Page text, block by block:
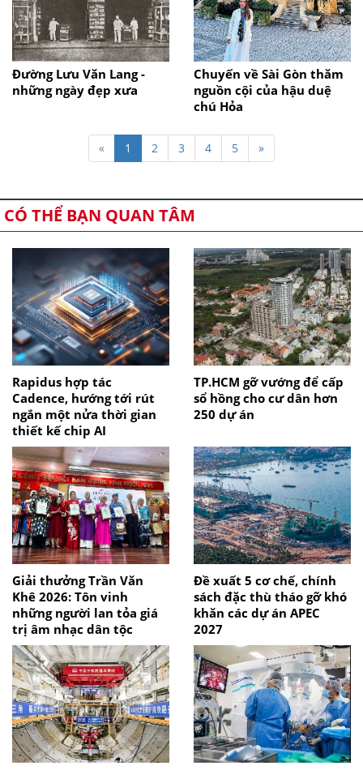
Đường Lưu Văn Lang -
những ngày đẹp xưa
Chuyến về Sài Gòn thăm
nguồn cội của hậu duệ
chú Hỏa
« 1 2 3 4 5 »
CÓ THỂ BẠN QUAN TÂM
Rapidus hợp tác
Cadence, hướng tới rút
ngắn một nửa thời gian
thiết kế chip AI
TP.HCM gỡ vướng để cấp
sổ hồng cho cư dân hơn
250 dự án
Giải thưởng Trần Văn
Khê 2026: Tôn vinh
những người lan tỏa giá
trị âm nhạc dân tộc
Đề xuất 5 cơ chế, chính
sách đặc thù tháo gỡ khó
khăn các dự án APEC
2027